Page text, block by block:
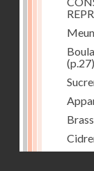
(p.27)